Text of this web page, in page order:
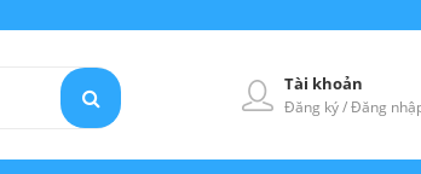
Tài khoản
Đăng ký/Đăng